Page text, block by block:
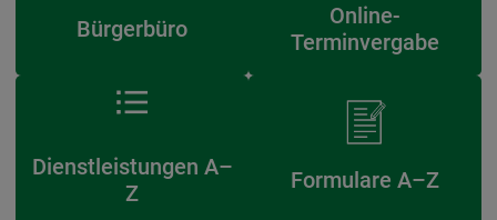
Bürgerbüro
Online-
Terminvergabe
Dienstleistungen A–
Z
Formulare A–Z